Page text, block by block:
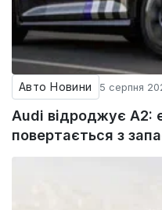
Авто Новини 5 серпня
Audi відроджує A2:
повертається з